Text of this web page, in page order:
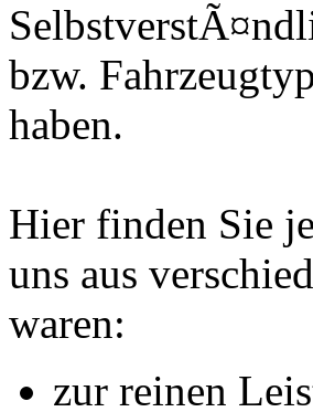
bzw.
haben.
Hier finden Sie
uns aus
waren:
zur reinen